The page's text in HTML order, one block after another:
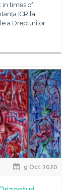
in times of
ICR la
a Drepturilor
9 Oct 2020